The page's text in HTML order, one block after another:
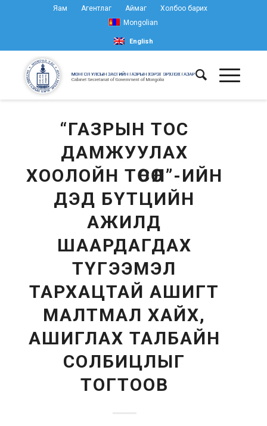
Яам Агентлаг Аймаг
Холбоо барих
Mongolian
English
“ГАЗРЫН ТОС
ДАМЖУУЛАХ
ХООЛОЙН ТӨСӨЛ”-ИЙН
ДЭД БҮТЦИЙН
АЖИЛД
ШААРДАГДАХ
ТҮГЭЭМЭЛ
ТАРХАЦТАЙ АШИГТ
МАЛТМАЛ ХАЙХ,
АШИГЛАХ ТАЛБАЙН
СОЛБИЦЛЫГ
ТОГТООВ